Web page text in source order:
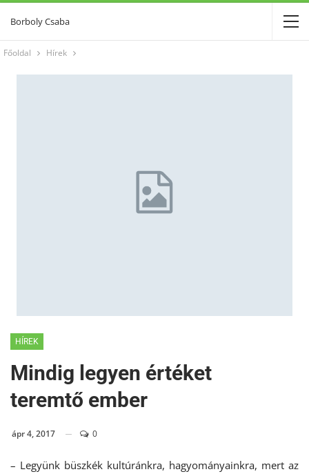
Borboly Csaba
Főoldal Hírek
HÍREK
Mindig legyen értéket
teremtő ember
ápr 4, 2017 0
– Legyünk büszkék kultúránkra, hagyományainkra, mert az